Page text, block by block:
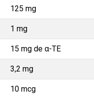
125 mg
1 mg
15 mg de α-TE
3,2 mg
10 mcg